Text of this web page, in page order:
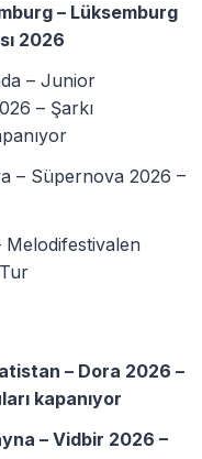
– Lüksemburg
2026
– Junior
– Şarkı
– Süpernova 2026 –
Melodifestivalen
– Dora 2026 –
kapanıyor
– Vidbir 2026 –